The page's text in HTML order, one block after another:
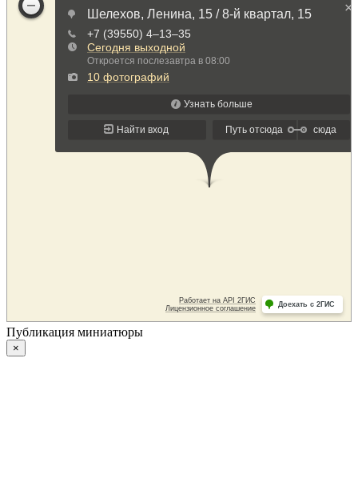
Публикация миниатюры
×